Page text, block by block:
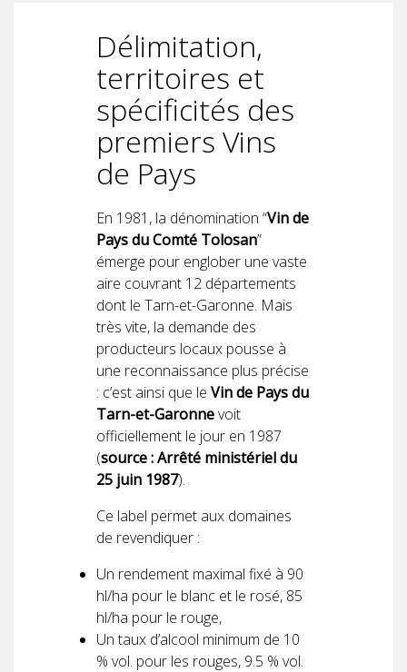
Délimitation,
territoires et
spécificités des
premiers Vins
de Pays
En 1981, la dénomination “Vin de
Pays du Comté Tolosan”
émerge pour englober une vaste
aire couvrant 12 départements
dont le Tarn-et-Garonne. Mais
très vite, la demande des
producteurs locaux pousse à
une reconnaissance plus précise
: c’est ainsi que le Vin de Pays du
Tarn-et-Garonnevoit
officiellement le jour en 1987
(source : Arrêté ministériel du
25 juin 1987).
Ce label permet aux domaines
de revendiquer :
Un rendement maximal fixé à 90
hl/ha pour le blanc et le rosé, 85
hl/ha pour le rouge,
Un taux d’alcool minimum de 10
% vol. pour les rouges, 9.5 % vol.